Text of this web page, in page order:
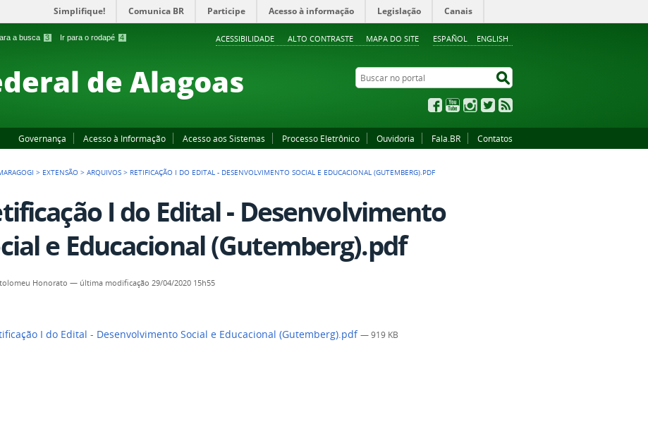
a busca 3 Ir para o rodapé 4 ESPAÑOL ENGLISH
ACESSIBILIDADE ALTO CONTRASTE MAPA DO SITE
Simplifique! Comunica BR Participe Acesso à informação Legislação Canais
de Alagoas Buscar no portal
FacebookYouTubeInstagram
Twitter
Governança Acesso à Informação Acesso aos Sistemas Processo Eletrônico Ouvidoria Fala.BR Contatos
> EXTENSÃO >ARQUIVOS > RETIFICAÇÃO I DO EDITAL - DESENVOLVIMENTO SOCIAL E EDUCACIONAL (GUTEMBERG).PDF
I do Edital - Desenvolvimento
e Educacional (Gutemberg).pdf
Honorato — última modificação 29/04/2020 15h55
I do Edital - Desenvolvimento Social e Educacional (Gutemberg).pdf— 919 KB